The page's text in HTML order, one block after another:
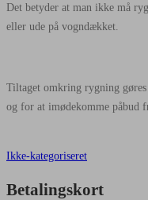
Det betyder at man ikke må
eller ude på vogndækket.
Tiltaget omkring rygning
og for at imødekomme påbud
Ikke-kategoriseret
Betalingskort